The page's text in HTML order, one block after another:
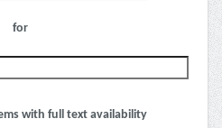
for
with full text availability